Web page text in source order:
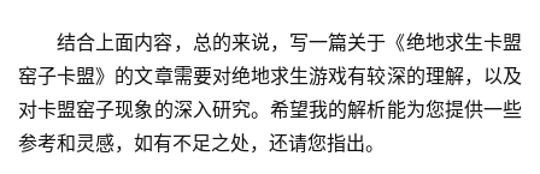
结合上面内容，总的来说，写一篇关于《绝地求生卡盟
窑子卡盟》的文章需要对绝地求生游戏有较深的理解，以及
对卡盟窑子现象的深入研究。希望我的解析能为您提供一些
参考和灵感，如有不足之处，还请您指出。